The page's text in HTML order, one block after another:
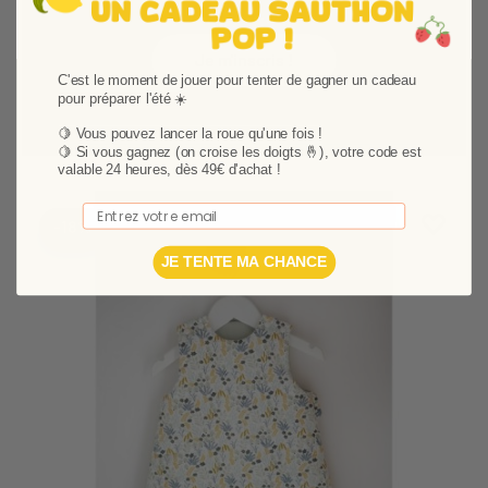
newsletter !
-18%
C'est le moment de jouer pour tenter de gagner un cadeau
pour préparer l'été ☀️
🍋 Vous pouvez lancer la roue qu'une fois !
🍋 Si vous gagnez (on croise les doigts 🤞), votre code est
valable 24 heures, dès 49€ d'achat !
Email
JE TENTE MA CHANCE